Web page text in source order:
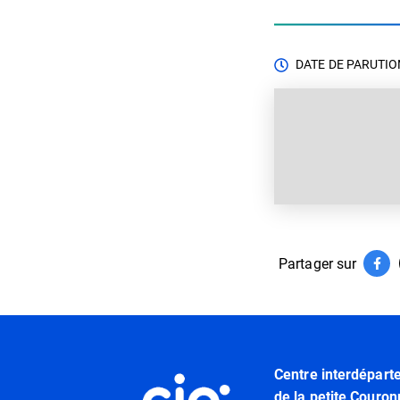
DATE DE
Partager sur
Informations utiles
Centre